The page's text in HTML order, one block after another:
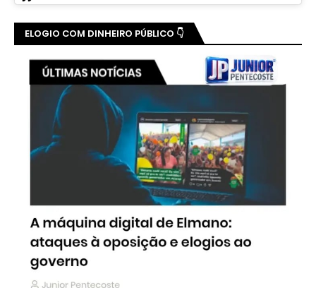
ELOGIO COM DINHEIRO PÚBLICO 👇